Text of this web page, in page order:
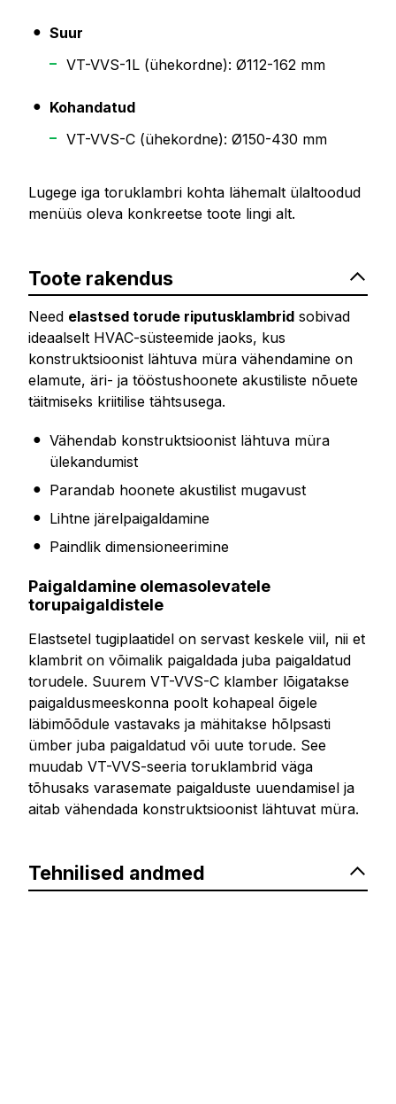
Suur
VT-VVS-1L (ühekordne): Ø112-162 mm
Kohandatud
VT-VVS-C (ühekordne): Ø150-430 mm
Lugege iga toruklambri kohta lähemalt ülaltoodud
menüüs oleva konkreetse toote lingi alt.
Toote rakendus
Need elastsed torude riputusklambrid sobivad
ideaalselt HVAC-süsteemide jaoks, kus
konstruktsioonist lähtuva müra vähendamine on
elamute, äri- ja tööstushoonete akustiliste nõuete
täitmiseks kriitilise tähtsusega.
Vähendab konstruktsioonist lähtuva müra
ülekandumist
Parandab hoonete akustilist mugavust
Lihtne järelpaigaldamine
Paindlik dimensioneerimine
Paigaldamine olemasolevatele
torupaigaldistele
Elastsetel tugiplaatidel on servast keskele viil, nii et
klambrit on võimalik paigaldada juba paigaldatud
torudele. Suurem VT-VVS-C klamber lõigatakse
paigaldusmeeskonna poolt kohapeal õigele
läbimõõdule vastavaks ja mähitakse hõlpsasti
ümber juba paigaldatud või uute torude. See
muudab VT-VVS-seeria toruklambrid väga
tõhusaks varasemate paigalduste uuendamisel ja
aitab vähendada konstruktsioonist lähtuvat müra.
Tehnilised andmed